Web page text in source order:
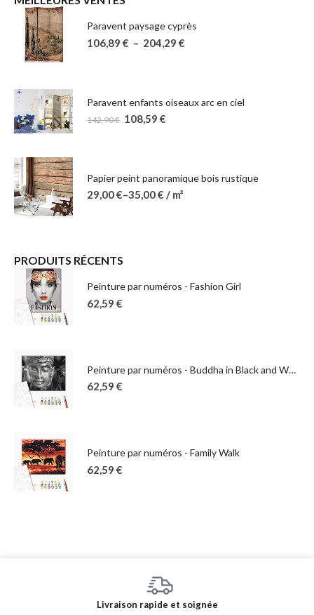
Paravent paysage cyprès
106,89 € – 204,29 €
Paravent enfants oiseaux arc en ciel
142,90€ 108,59 €
Papier peint panoramique bois rustique
29,00€–35,00€ / m²
PRODUITS RÉCENTS
Peinture par numéros - Fashion Girl
62,59 €
Peinture par numéros - Buddha in Black and White
62,59 €
Peinture par numéros - Family Walk
62,59 €
Livraison rapide et soignée